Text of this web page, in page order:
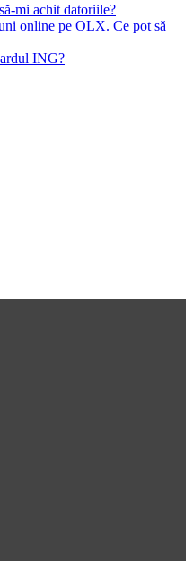
mi achit datoriile?
online pe OLX. Ce pot să
ING?